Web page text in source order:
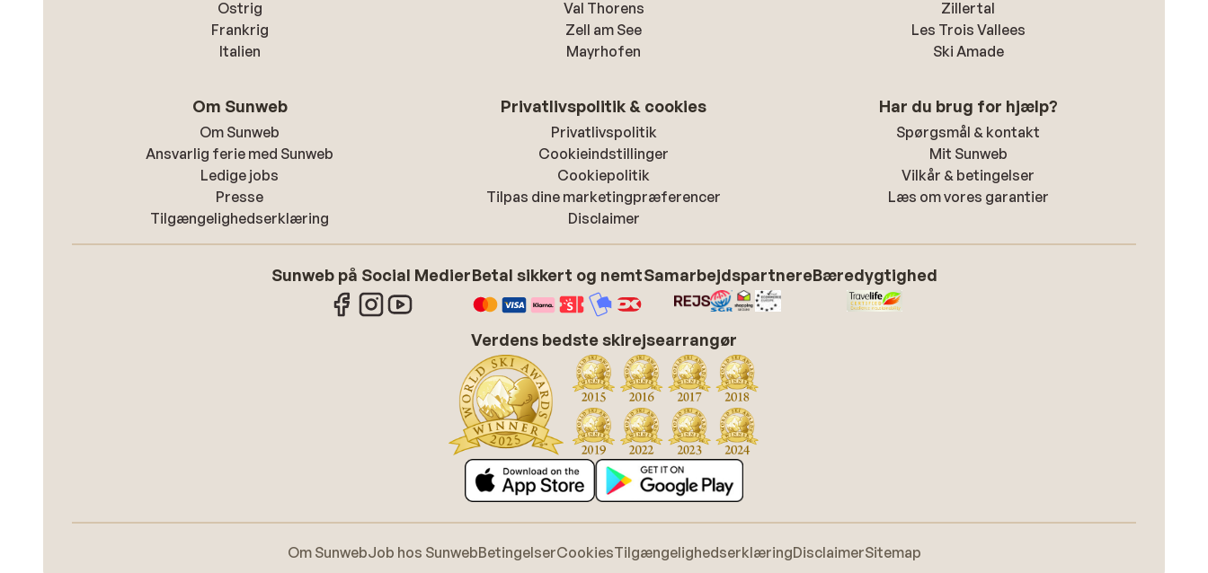
Ostrig
Frankrig
Italien
Val Thorens
Zell am See
Mayrhofen
Zillertal
Les Trois Vallees
Ski Amade
Om Sunweb
Om Sunweb
Ansvarlig ferie med Sunweb
Ledige jobs
Presse
Tilgængelighedserklæring
Privatlivspolitik & cookies
Privatlivspolitik
Cookieindstillinger
Cookiepolitik
Tilpas dine marketingpræferencer
Disclaimer
Har du brug for hjælp?
Spørgsmål & kontakt
Mit Sunweb
Vilkår & betingelser
Læs om vores garantier
Sunweb på Social MedierBetal sikkert og nemtSamarbejdspartnereBæredygtighed
Verdens bedste skirejsearrangør
Om SunwebJob hos SunwebBetingelserCookiesTilgængelighedserklæringDisclaimerSitemap